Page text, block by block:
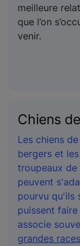
meilleure
que l’on
venir.
Chiens
Les chiens
bergers et
troupeaux de
peuvent
pourvu qu'ils
puissent
associe
grandes races